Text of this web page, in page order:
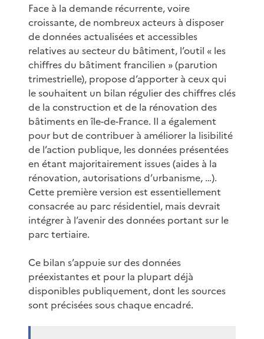
Face à la demande récurrente, voire
croissante, de nombreux acteurs à disposer
de données actualisées et accessibles
relatives au secteur du bâtiment, l’outil « les
chiffres du bâtiment francilien » (parution
trimestrielle), propose d’apporter à ceux qui
le souhaitent un bilan régulier des chiffres clés
de la construction et de la rénovation des
bâtiments en île-de-France. Il a également
pour but de contribuer à améliorer la lisibilité
de l’action publique, les données présentées
en étant majoritairement issues (aides à la
rénovation, autorisations d’urbanisme, …).
Cette première version est essentiellement
consacrée au parc résidentiel, mais devrait
intégrer à l’avenir des données portant sur le
parc tertiaire.
Ce bilan s’appuie sur des données
préexistantes et pour la plupart déjà
disponibles publiquement, dont les sources
sont précisées sous chaque encadré.